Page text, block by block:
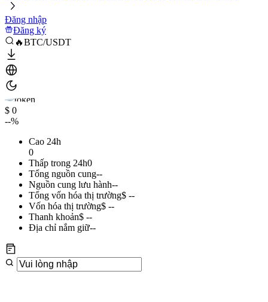
Đăng nhập
Đăng ký
🔥BTC/USDT
$ 0
--%
Cao 24h
0
Thấp trong 24h0
Tổng nguồn cung--
Nguồn cung lưu hành--
Tổng vốn hóa thị trường$ --
Vốn hóa thị trường$ --
Thanh khoản$ --
Địa chỉ nắm giữ--